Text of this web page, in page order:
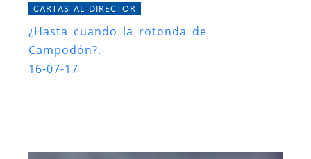
CARTAS AL DIRECTOR
¿Hasta cuando la rotonda de
Campodón?.
16-07-17